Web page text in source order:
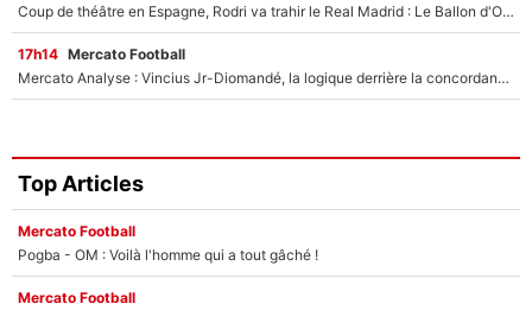
Coup de théâtre en Espagne, Rodri va trahir le Real Madrid : Le Ballon d'Or a choisi de signer au FC Barcelone !
17h14 Mercato Football
Mercato Analyse : Vincius Jr-Diomandé, la logique derrière la concordance des temps
Top Articles
Mercato Football
Pogba - OM : Voilà l'homme qui a tout gâché !
Mercato Football